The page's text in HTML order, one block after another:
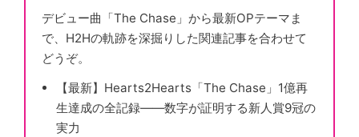
デビュー曲「The Chase」から最新OPテーマま
で、H2Hの軌跡を深掘りした関連記事を合わせて
どうぞ。
【最新】Hearts2Hearts「The Chase」1億再
生達成の全記録——数字が証明する新人賞9冠の
実力